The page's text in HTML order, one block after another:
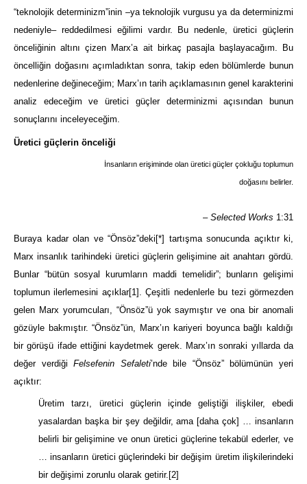
“teknolojik determinizm”inin –ya teknolojik vurgusu ya da determinizmi
nedeniyle– reddedilmesi eğilimi vardır. Bu nedenle, üretici güçlerin
önceliğinin altını çizen Marx’a ait birkaç pasajla başlayacağım. Bu
öncelliğin doğasını açımladıktan sonra, takip eden bölümlerde bunun
nedenlerine değineceğim; Marx’ın tarih açıklamasının genel karakterini
analiz edeceğim ve üretici güçler determinizmi açısından bunun
sonuçlarını inceleyeceğim.
Üretici güçlerin önceliği
İnsanların erişiminde olan üretici güçler çokluğu toplumun
doğasını belirler.
– Selected Works 1:31
Buraya kadar olan ve “Önsöz”deki [*] tartışma sonucunda açıktır ki,
Marx insanlık tarihindeki üretici güçlerin gelişimine ait anahtarı gördü.
Bunlar “bütün sosyal kurumların maddi temelidir”; bunların gelişimi
toplumun ilerlemesini açıklar[1] . Çeşitli nedenlerle bu tezi görmezden
gelen Marx yorumcuları, “Önsöz”ü yok saymıştır ve ona bir anomali
gözüyle bakmıştır. “Önsöz”ün, Marx’ın kariyeri boyunca bağlı kaldığı
bir görüşü ifade ettiğini kaydetmek gerek. Marx’ın sonraki yıllarda da
değer verdiğiFelsefenin Sefaleti’nde bile “Önsöz” bölümünün yeri
açıktır:
Üretim tarzı, üretici güçlerin içinde geliştiği ilişkiler, ebedi
yasalardan başka bir şey değildir, ama [daha çok] … insanların
belirli bir gelişimine ve onun üretici güçlerine tekabül ederler, ve
… insanların üretici güçlerindeki bir değişim üretim ilişkilerindeki
bir değişimi zorunlu olarak getirir. [2]